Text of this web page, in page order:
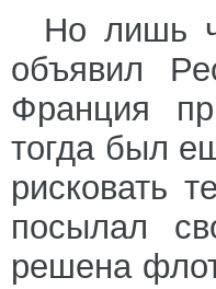
Но лишь
объявил
Франция
тогда был
рисковать
посылал
решена